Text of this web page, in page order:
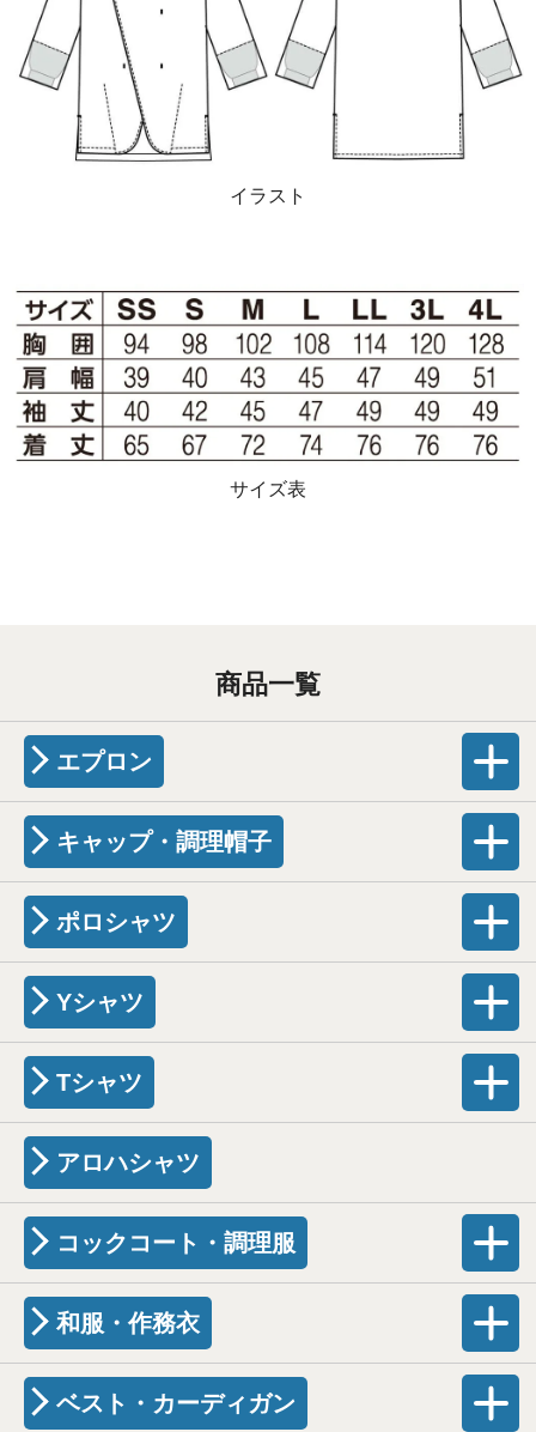
イラスト
サイズ表
商品一覧
エプロン
キャップ・調理帽子
ポロシャツ
Yシャツ
Tシャツ
アロハシャツ
コックコート・調理服
和服・作務衣
ベスト・カーディガン